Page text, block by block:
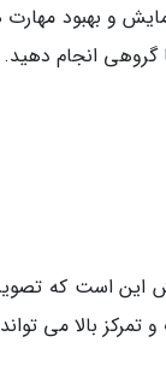
و بهبود
گروهی انجام دهید.
این است که
می تواند لاک پشت را